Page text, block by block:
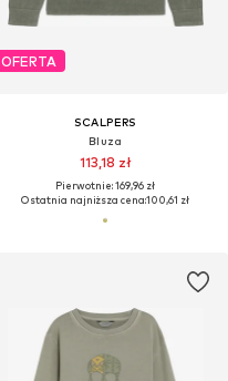
OFERTA
SCALPERS
Bluza
113,18 zł
Pierwotnie: 169,96 zł
Ostatnia najniższa cena:100,61 zł